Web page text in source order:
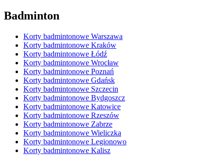
Badminton
Korty badmintonowe Warszawa
Korty badmintonowe Kraków
Korty badmintonowe Łódź
Korty badmintonowe Wrocław
Korty badmintonowe Poznań
Korty badmintonowe Gdańsk
Korty badmintonowe Szczecin
Korty badmintonowe Bydgoszcz
Korty badmintonowe Katowice
Korty badmintonowe Rzeszów
Korty badmintonowe Zabrze
Korty badmintonowe Wieliczka
Korty badmintonowe Legionowo
Korty badmintonowe Kalisz